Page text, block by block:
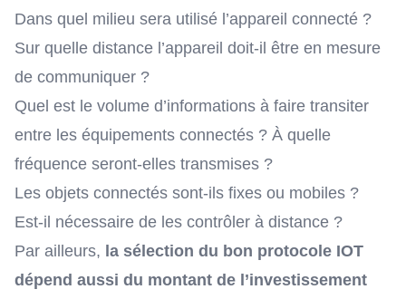
Dans quel milieu sera utilisé l’appareil connecté ?
Sur quelle distance l’appareil doit-il être en mesure
de communiquer ?
Quel est le volume d’informations à faire transiter
entre les équipements connectés ? À quelle
fréquence seront-elles transmises ?
Les objets connectés sont-ils fixes ou mobiles ?
Est-il nécessaire de les contrôler à distance ?
Par ailleurs, la sélection du bon protocole IOT
dépend aussi du montant de l’investissement